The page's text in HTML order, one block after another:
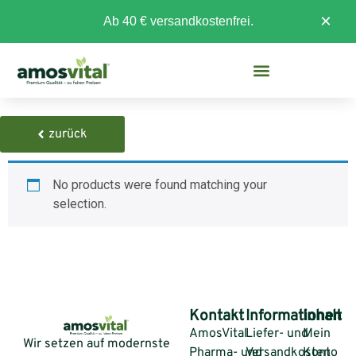
Ab 40 € versandkostenfrei. ×
zurück
No products were found matching your
selection.
Wir setzen auf modernste
Kontakt
AmosVital
Pharma- und
Informationen
Liefer- und
Versandkosten
Inhalt
Mein
Konto